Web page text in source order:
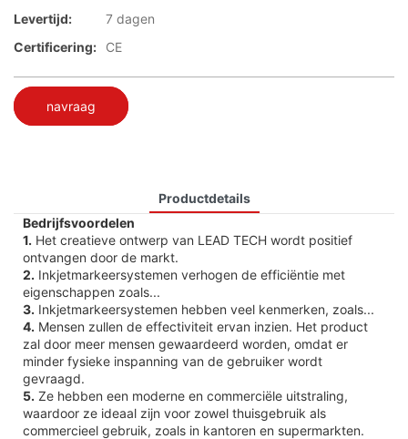
Levertijd:
7 dagen
Certificering:
CE
navraag
Productdetails
Bedrijfsvoordelen
1. Het creatieve ontwerp van LEAD TECH wordt positief
ontvangen door de markt.
2. Inkjetmarkeersystemen verhogen de efficiëntie met
eigenschappen zoals...
3. Inkjetmarkeersystemen hebben veel kenmerken, zoals...
4. Mensen zullen de effectiviteit ervan inzien. Het product
zal door meer mensen gewaardeerd worden, omdat er
minder fysieke inspanning van de gebruiker wordt
gevraagd.
5. Ze hebben een moderne en commerciële uitstraling,
waardoor ze ideaal zijn voor zowel thuisgebruik als
commercieel gebruik, zoals in kantoren en supermarkten.